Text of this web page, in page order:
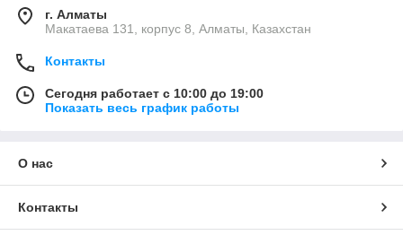
г. Алматы
Макатаева 131, корпус 8, Алматы, Казахстан
Контакты
Сегодня работает с 10:00 до 19:00
Показать весь график работы
О нас
Контакты